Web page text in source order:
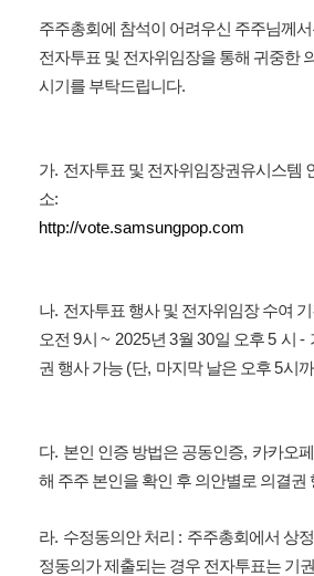
주주총회에 참석이 어려우신 주주님께
전자투표 및 전자위임장을 통해 귀중한
시기를 부탁드립니다.
가. 전자투표 및 전자위임장권유시스템
소:
http://vote.samsungpop.com
나. 전자투표 행사 및 전자위임장 수여
오전 9시 ~ 2025년 3월 30일 오후5 시 -
권 행사 가능 (단, 마지막 날은 오후5시
다. 본인 인증 방법은 공동인증, 카카오페
해 주주 본인을 확인 후 의안별로 의결권
라. 수정동의안 처리 : 주주총회에서 상
정동의가 제출되는 경우 전자투표는 기